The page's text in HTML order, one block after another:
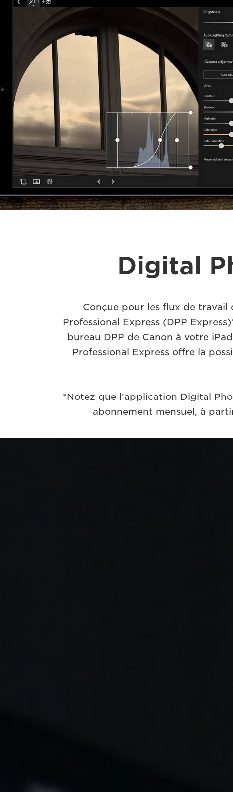
Digital
Conçue pour les flux de
Professional Express (DPP
bureau DPP de Canon à votre
Professional Express offre la
*Notez que l'application Digital
abonnement mensuel, à